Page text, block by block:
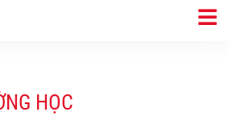
HỌC